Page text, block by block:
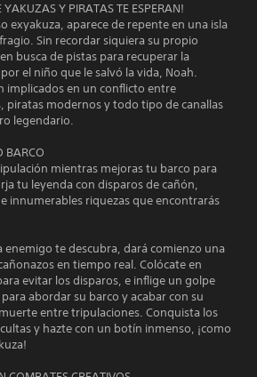
YAKUZAS Y PIRATAS TE ESPERAN!
exyakuza, aparece de repente en una isla
Sin recordar siquiera su propio
busca de pistas para recuperar la
el niño que le salvó la vida, Noah.
implicados en un conflicto entre
piratas modernos y todo tipo de canallas
legendario.
BARCO
mientras mejoras tu barco para
tu leyenda con disparos de cañón,
innumerables riquezas que encontrarás
enemigo te descubra, dará comienzo una
en tiempo real. Colócate en
evitar los disparos, e inflige un golpe
abordar su barco y acabar con su
entre tripulaciones. Conquista los
y hazte con un botín inmenso, ¡como